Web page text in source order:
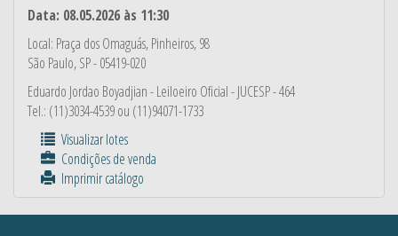
Data: 08.05.2026 às 11:30
Local: Praça dos Omaguás, Pinheiros, 98
São Paulo, SP - 05419-020
Eduardo Jordao Boyadjian- Leiloeiro Oficial - JUCESP - 464
Tel.: (11)3034-4539 ou (11)94071-1733
Visualizar lotes
Condições de venda
Imprimir catálogo